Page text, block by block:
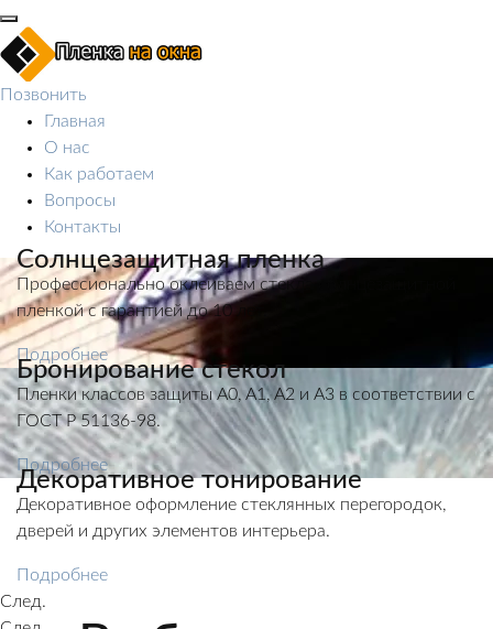
Позвонить
Главная
О нас
Как работаем
Вопросы
Контакты
Солнцезащитная пленка
Профессионально оклеиваем стекла солнцезащитной
пленкой с гарантией до 10 лет.
Подробнее
Бронирование стекол
Пленки классов защиты A0, A1, A2 и A3 в соответствии с
ГОСТ Р 51136-98.
Подробнее
Декоративное тонирование
Декоративное оформление стеклянных перегородок,
дверей и других элементов интерьера.
Подробнее
След.